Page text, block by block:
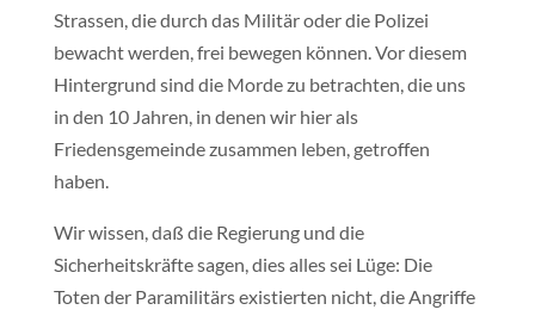
Strassen, die durch das Militär oder die Polizei
bewacht werden, frei bewegen können. Vor diesem
Hintergrund sind die Morde zu betrachten, die uns
in den 10 Jahren, in denen wir hier als
Friedensgemeinde zusammen leben, getroffen
haben.
Wir wissen, daß die Regierung und die
Sicherheitskräfte sagen, dies alles sei Lüge: Die
Toten der Paramilitärs existierten nicht, die Angriffe